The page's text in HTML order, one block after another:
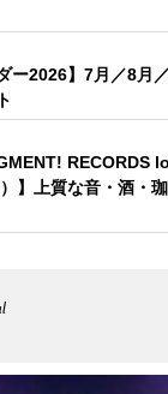
ー2026】7月／8月
RECORDS
】上質な音・酒・